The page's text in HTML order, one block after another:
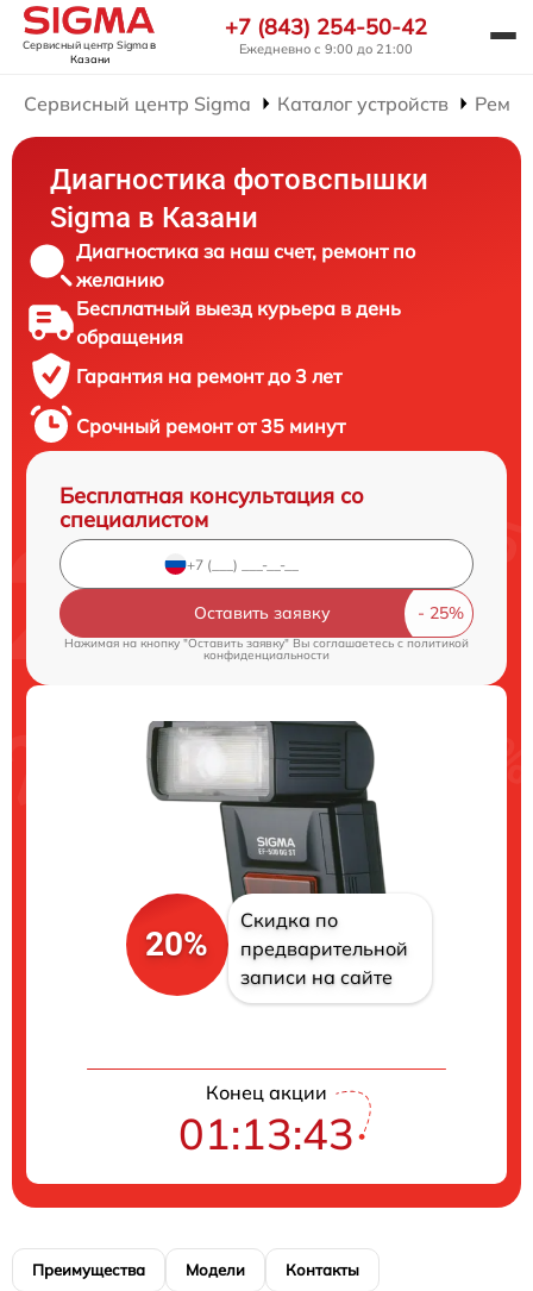
Сервисный центр Sigmaв
Казани
+7 (843) 254-50-42
Ежедневно с 9:00 до 21:00
Сервисный центр Sigma Каталог устройств
Диагностика фотовспышки
Sigma в Казани
Диагностика за наш счет, ремонт по
желанию
Бесплатный выезд курьера в день
обращения
Гарантия на ремонт до 3 лет
Срочный ремонт от 35 минут
Бесплатная консультация со
специалистом
Оставить заявку
Нажимая на кнопку "Оставить заявку" Вы соглашаетесь c политикой
конфиденциальности
20%
Скидка по
предварительной
записи на сайте
Конец акции
01:13:43
Преимущества Модели Контакты